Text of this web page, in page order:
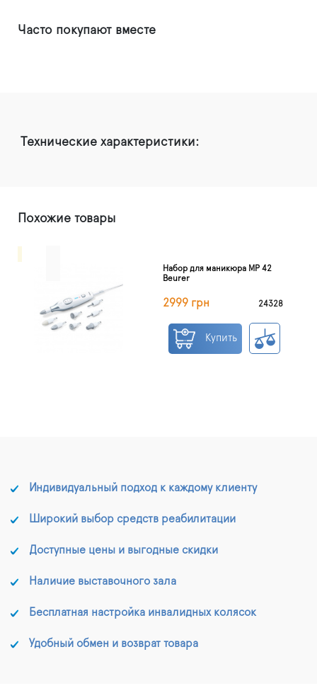
Часто покупают вместе
Технические характеристики:
Похожие товары
Набор для маникюра MP 42
Beurer
2999 грн 24328
Купить
Индивидуальный подход к каждому клиенту
Широкий выбор средств реабилитации
Доступные цены и выгодные скидки
Наличие выставочного зала
Бесплатная настройка инвалидных колясок
Удобный обмен и возврат товара